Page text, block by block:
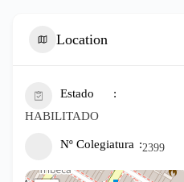
Location
Estado
HABILITADO
Nº Colegiatura 2399